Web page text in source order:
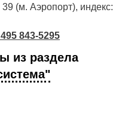
39 (м. Аэропорт), индекс:
843-5295
из раздела